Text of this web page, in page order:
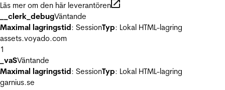
Läs mer om den här leverantören
__clerk_debugVäntande
Maximal lagringstid: SessionTyp: Lokal HTML-lagring
assets.voyado.com
1
_vaSVäntande
Maximal lagringstid: SessionTyp: Lokal HTML-lagring
garnius.se